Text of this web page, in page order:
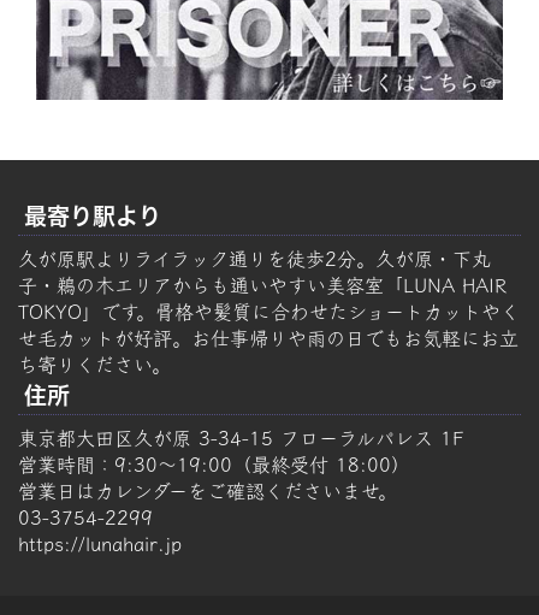
最寄り駅より
久が原駅よりライラック通りを徒歩2分。久が原・下丸
子・鵜の木エリアからも通いやすい美容室「LUNA HAIR
TOKYO」です。骨格や髪質に合わせたショートカットやく
せ毛カットが好評。お仕事帰りや雨の日でもお気軽にお立
ち寄りください。
住所
東京都大田区久が原 3-34-15 フローラルパレス 1F
営業時間：9:30～19:00（最終受付 18:00）
営業日はカレンダーをご確認くださいませ。
03-3754-2299
https://lunahair.jp